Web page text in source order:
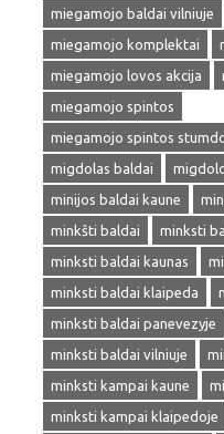
miegamojo baldai vilniuje
miegamojo komplektai
miegamojo lovos akcija
miegamojo spintos
miegamojo spintos
migdolas baldai
minijos baldai kaune
minkšti baldai
minksti
minksti baldai kaunas
minksti baldai klaipeda
minksti baldai panevezyje
minksti baldai vilniuje
minksti kampai kaune
minksti kampai klaipedoje